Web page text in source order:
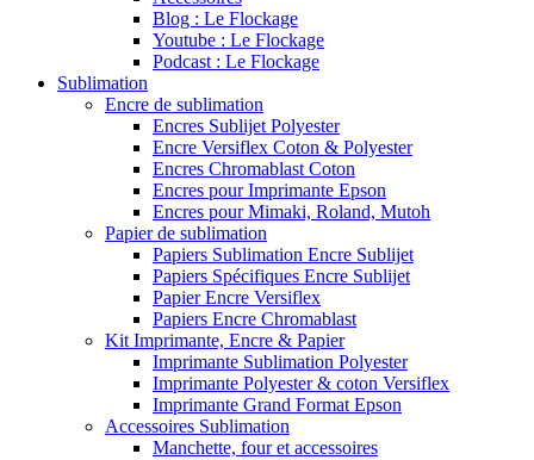
Blog : Le Flockage
Youtube : Le Flockage
Podcast : Le Flockage
Sublimation
Encre de sublimation
Encres Sublijet Polyester
Encre Versiflex Coton & Polyester
Encres Chromablast Coton
Encres pour Imprimante Epson
Encres pour Mimaki, Roland, Mutoh
Papier de sublimation
Papiers Sublimation Encre Sublijet
Papiers Spécifiques Encre Sublijet
Papier Encre Versiflex
Papiers Encre Chromablast
Kit Imprimante, Encre & Papier
Imprimante Sublimation Polyester
Imprimante Polyester & coton Versiflex
Imprimante Grand Format Epson
Accessoires Sublimation
Manchette, four et accessoires